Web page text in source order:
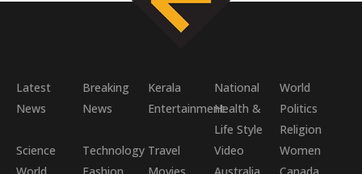
Latest
News
Breaking
News
Kerala National
World
EntertainmentHealth &
Life Style
Politics
Religion
Science
Technology Travel Video
Women